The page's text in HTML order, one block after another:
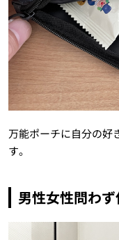
万能ポーチに自分の好
す。
男性女性問わず